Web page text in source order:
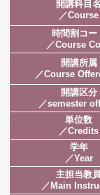
開講科目名
／Course
時間割コー
／Course
開講所属
／Course
開講区分
／semester
単位数
／Credits
学年
／Year
主担当教員
／Main